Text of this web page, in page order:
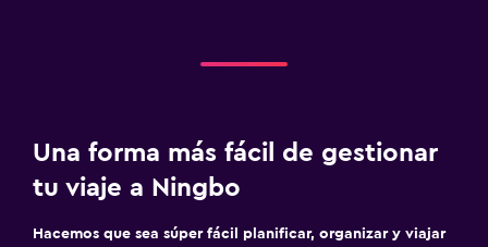
Una forma más fácil de gestionar
tu viaje a Ningbo
Hacemos que sea súper fácil planificar, organizar y viajar